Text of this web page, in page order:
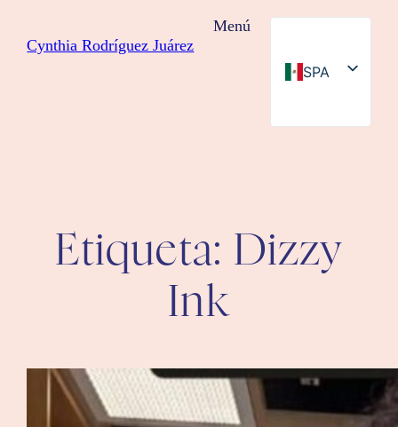
Cynthia Rodríguez Juárez
Menú
SPA
Etiqueta:
Dizzy
Ink